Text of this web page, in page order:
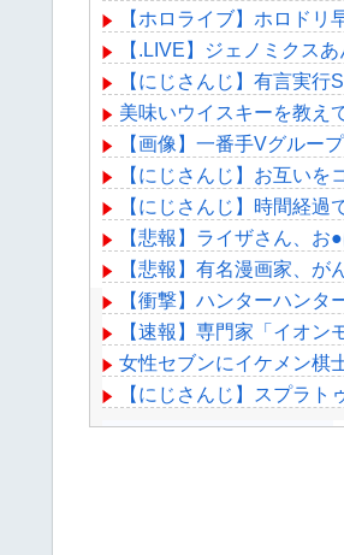
【ホロライブ】ホロド
【.LIVE】ジェノミクス
【にじさんじ】有言実
美味いウイスキーを教え
【画像】一番手Vグルー
【にじさんじ】お互いを
【にじさんじ】時間経
【悲報】ライザさん、
【悲報】有名漫画家、
【衝撃】ハンターハン
【速報】専門家「イオン
女性セブンにイケメン棋
【にじさんじ】スプラ